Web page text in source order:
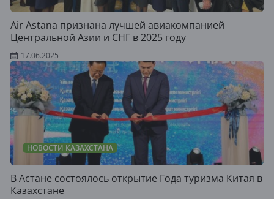
Air Astana признана лучшей авиакомпанией
Центральной Азии и СНГ в 2025 году
17.06.2025
НОВОСТИ КАЗАХСТАНА
В Астане состоялось открытие Года туризма Китая в
Казахстане